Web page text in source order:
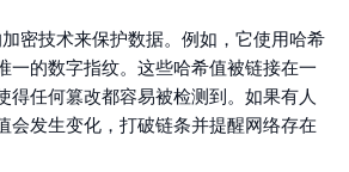
密技术来保护数据。例如，它使用哈希
一的数字指纹。这些哈希值被链接在一
得任何篡改都容易被检测到。如果有人
会发生变化，打破链条并提醒网络存在